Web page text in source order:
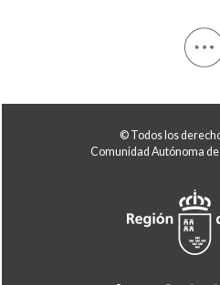
© Todos los
Comunidad Autónoma